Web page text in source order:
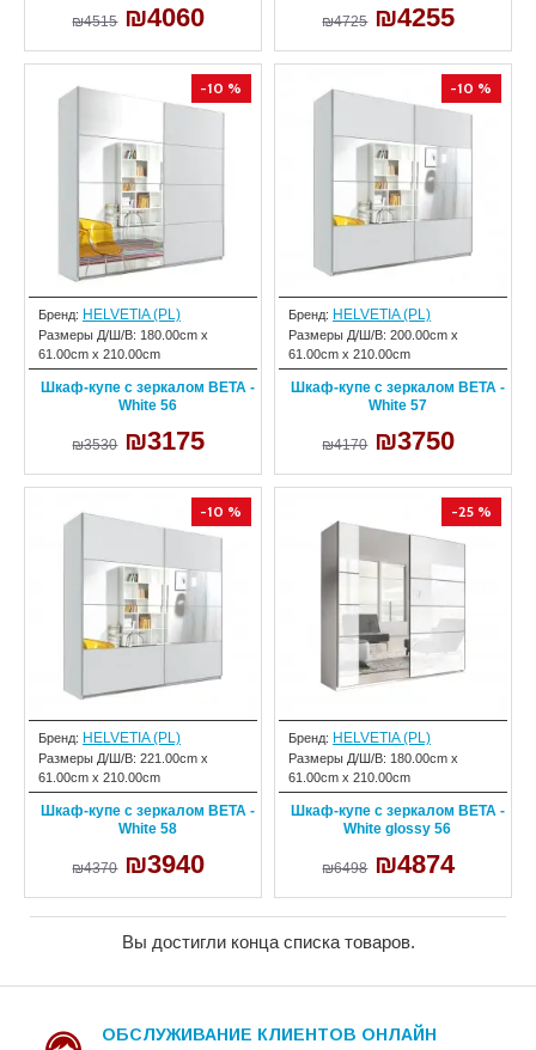
₪4515 ₪4060 ₪4725 ₪4255
-10 %
Бренд: HELVETIA (PL)
Размеры Д/Ш/В: 180.00cm x
61.00cm x 210.00cm
Шкаф-купе с зеркалом BETA -
White 56
₪3530 ₪3175
-10 %
Бренд: HELVETIA (PL)
Размеры Д/Ш/В: 200.00cm x
61.00cm x 210.00cm
Шкаф-купе с зеркалом BETA -
White 57
₪4170 ₪3750
-10 %
Бренд: HELVETIA (PL)
Размеры Д/Ш/В: 221.00cm x
61.00cm x 210.00cm
Шкаф-купе с зеркалом BETA -
White 58
₪4370 ₪3940
-25 %
Бренд: HELVETIA (PL)
Размеры Д/Ш/В: 180.00cm x
61.00cm x 210.00cm
Шкаф-купе с зеркалом BETA -
White glossy 56
₪6498 ₪4874
Вы достигли конца списка товаров.
ОБСЛУЖИВАНИЕ КЛИЕНТОВ ОНЛАЙН